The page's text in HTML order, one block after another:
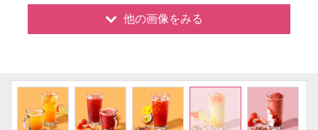
他の画像をみる